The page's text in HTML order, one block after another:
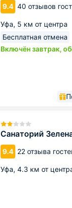
9.4 40 отзывов
Уфа, 5 км от центра
Бесплатная отмена
Включён завтрак,
Санаторий
9.4 22 отзыва
Уфа, 4.3 км от